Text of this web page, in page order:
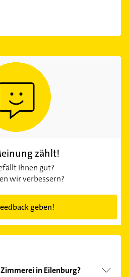
zählt!
Ihnen gut?
wir verbessern?
geben!
in Eilenburg?